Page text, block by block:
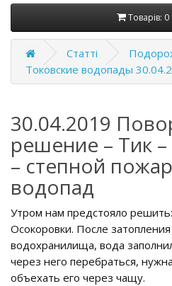
Товарів: 0
Статті
Токовские водопады
30.04.2019
решение – Тик
– степной
водопад
Утром нам предстояло
Осокоровки. После
водохранилища, вода
через него перебраться,
объехать его через чащу.